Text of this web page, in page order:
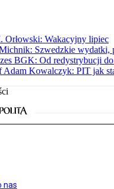
Orłowski: Wakacyjny lipiec
Szwedzkie wydatki,
BGK: Od redystrybucji
Adam Kowalczyk: PIT jak
nas